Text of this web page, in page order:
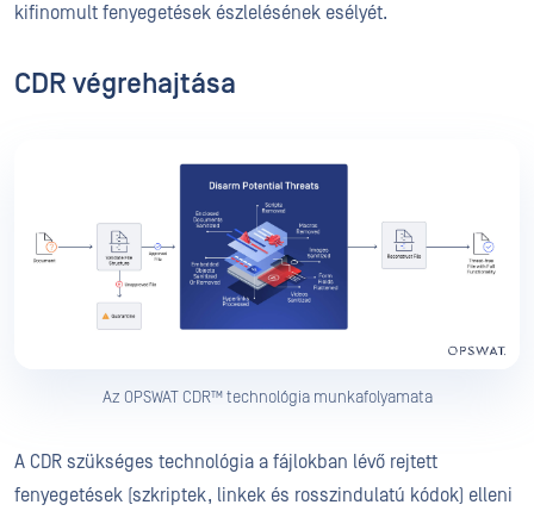
kifinomult fenyegetések észlelésének esélyét.
CDR végrehajtása
Az OPSWAT CDR™ technológia munkafolyamata
A CDR szükséges technológia a fájlokban lévő rejtett
fenyegetések (szkriptek, linkek és rosszindulatú kódok) elleni